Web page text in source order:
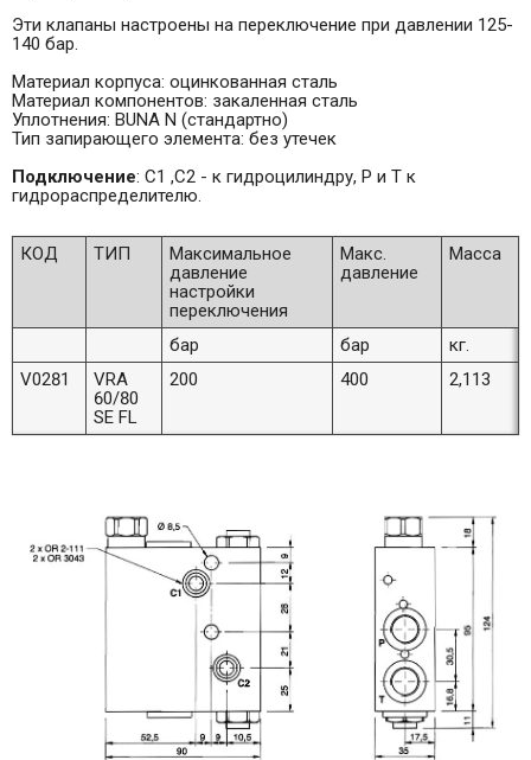
Эти клапаны настроены на переключение при давлении 125-
140 бар.
Материал корпуса: оцинкованная сталь
Материал компонентов: закаленная сталь
Уплотнения: BUNA N (стандартно)
Тип запирающего элемента: без утечек
Подключение: С1 ,С2 - к гидроцилиндру, Р и Т к
гидрораспределителю.
КОД ТИП
Максимальное
давление
настройки
переключения
Макс.
давление
Масса
бар бар
кг.
V0281
VRA
60/80
SE FL
200 400 2,113